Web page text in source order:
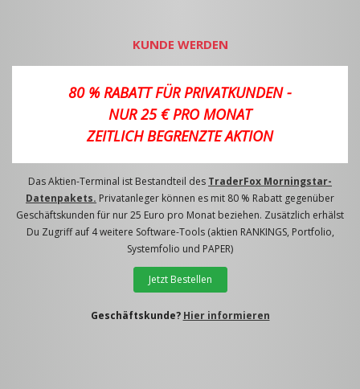
KUNDE WERDEN
80 % RABATT FÜR PRIVATKUNDEN -
NUR 25 € PRO MONAT
ZEITLICH BEGRENZTE AKTION
Das Aktien-Terminal ist Bestandteil des TraderFox Morningstar-
Datenpakets. Privatanleger können es mit 80 % Rabatt gegenüber
Geschäftskunden für nur 25 Euro pro Monat beziehen. Zusätzlich erhälst
Du Zugriff auf 4 weitere Software-Tools (aktien RANKINGS, Portfolio,
Systemfolio und PAPER)
Jetzt Bestellen
Geschäftskunde? Hier informieren